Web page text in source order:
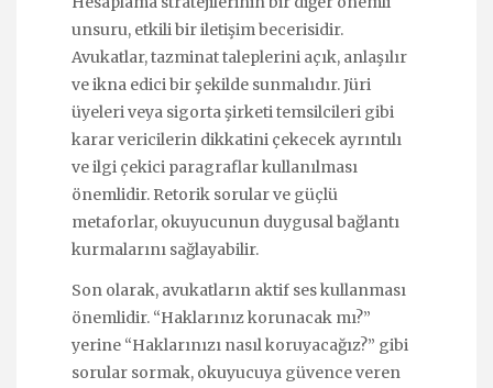
unsuru, etkili bir iletişim becerisidir.
Avukatlar, tazminat taleplerini açık, anlaşılır
ve ikna edici bir şekilde sunmalıdır. Jüri
üyeleri veya sigorta şirketi temsilcileri gibi
karar vericilerin dikkatini çekecek ayrıntılı
ve ilgi çekici paragraflar kullanılması
önemlidir. Retorik sorular ve güçlü
metaforlar, okuyucunun duygusal bağlantı
kurmalarını sağlayabilir.
Son olarak, avukatların aktif ses kullanması
önemlidir. “Haklarınız korunacak mı?”
yerine “Haklarınızı nasıl koruyacağız?” gibi
sorular sormak, okuyucuya güvence veren